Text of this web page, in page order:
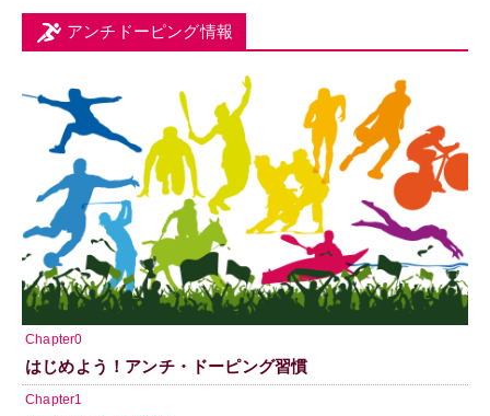
アンチドーピング情報
Chapter0
はじめよう！アンチ・ドーピング習慣
Chapter1